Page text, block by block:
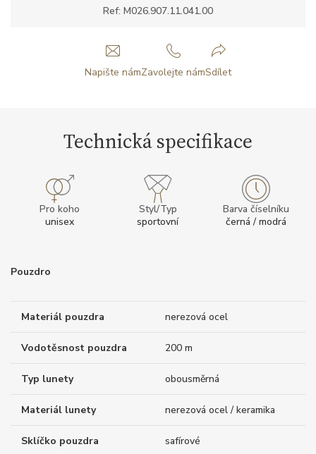
Ref: M026.907.11.041.00
Napište námZavolejte námSdílet
Technická specifikace
Pro koho
unisex
Styl/Typ
sportovní
Barva číselníku
černá / modrá
Pouzdro
Materiál pouzdra nerezová ocel
Vodotěsnost pouzdra 200 m
Typ lunety obousměrná
Materiál lunety nerezová ocel / keramika
Sklíčko pouzdra safírové